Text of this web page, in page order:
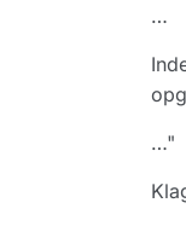
…
…"